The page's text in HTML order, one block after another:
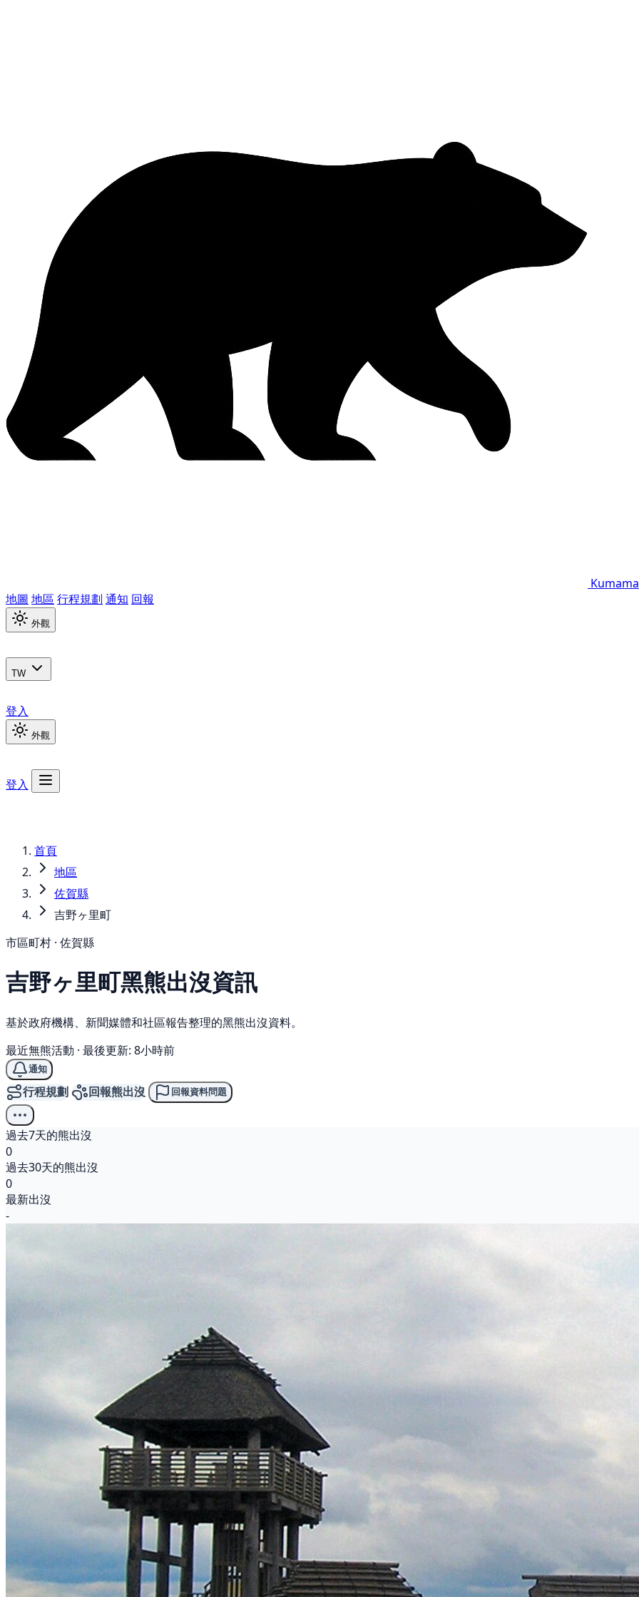
地圖 地區 行程規劃 通知 回報
外觀
TW
登入
外觀
登入
首頁
地區
佐賀縣
吉野ヶ里町
市區町村 · 佐賀縣
吉野ヶ里町黑熊出沒資訊
基於政府機構、新聞媒體和社區報告整理的黑熊出沒資料。
最近無熊活動 · 最後更新: 8小時前
通知
行程規劃 回報熊出沒 回報資料問題
過去7天的熊出沒
0
過去30天的熊出沒
0
最新出沒
-